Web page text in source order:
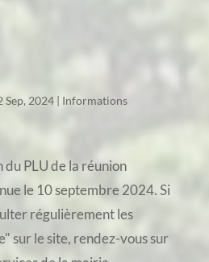
Sep, 2024| Informations
PLU de la réunion
le 10 septembre 2024. Si
régulièrement les
sur le site, rendez-vous sur